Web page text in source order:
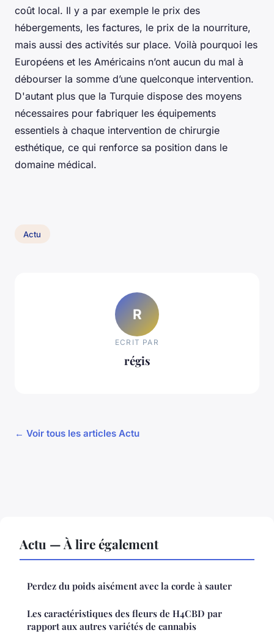
coût local. Il y a par exemple le prix des
hébergements, les factures, le prix de la nourriture,
mais aussi des activités sur place. Voilà pourquoi les
Européens et les Américains n’ont aucun du mal à
débourser la somme d’une quelconque intervention.
D'autant plus que la Turquie dispose des moyens
nécessaires pour fabriquer les équipements
essentiels à chaque intervention de chirurgie
esthétique, ce qui renforce sa position dans le
domaine médical.
Actu
R
ECRIT PAR
régis
← Voir tous les articles Actu
Actu — À lire également
Perdez du poids aisément avec la corde à sauter
Les caractéristiques des fleurs de H4CBD par
rapport aux autres variétés de cannabis